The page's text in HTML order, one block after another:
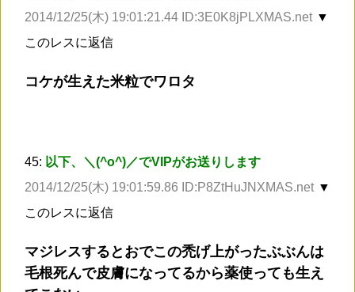
2014/12/25(木) 19:01:21.44 ID:3E0K8jPLXMAS.net ▼
このレスに返信
コケが生えた米粒でワロタ
45: 以下、＼(^o^)／でVIPがお送りします
2014/12/25(木) 19:01:59.86 ID:P8ZtHuJNXMAS.net ▼
このレスに返信
マジレスするとおでこの禿げ上がったぶぶんは
毛根死んで皮膚になってるから薬使っても生え